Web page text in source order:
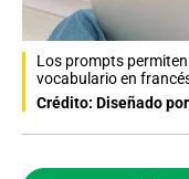
Los prompts
vocabulario en
Crédito: Diseñado